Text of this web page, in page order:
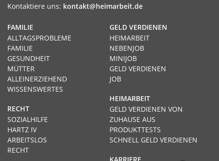
Kontaktiere uns: kontakt@heimarbeit.de
GELD VERDIENEN
HEIMARBEIT
NEBENJOB
MINIJOB
GELD VERDIENEN
JOB
HEIMARBEIT
GELD VERDIENEN VON
ZUHAUSE AUS
PRODUKTTESTS
SCHNELL GELD VERDIENEN
KARRIERE
FAMILIE
ALLTAGSPROBLEME
FAMILIE
GESUNDHEIT
MÜTTER
ALLEINERZIEHEND
WISSENSWERTES
RECHT
SOZIALHILFE
HARTZ IV
ARBEITSLOS
RECHT